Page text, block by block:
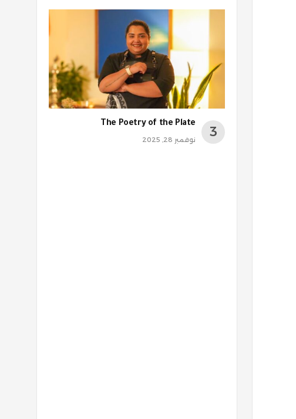
The Poetry of the Plate
نوفمبر 28, 2025